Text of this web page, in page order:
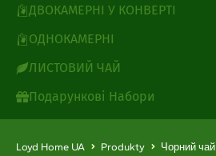
ДВОКАМЕРНІ У КОНВЕРТІ
ОДНОКАМЕРНІ
ЛИСТОВИЙ ЧАЙ
Подарункові Набори
Loyd Home UA Produkty Чорний чай